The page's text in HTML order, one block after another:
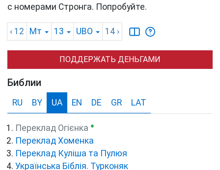
с номерами Стронга. Попробуйте.
‹ 12 Мт 13 UBO 14 ›
ПОДДЕРЖАТЬ ДЕНЬГАМИ
Библии
RU BY UA EN DE GR LAT
Переклад Огієнка ●
Переклад Хоменка
Переклад Куліша та Пулюя
Українська Біблія. Турконяк